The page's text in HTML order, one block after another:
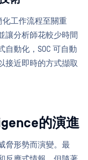
化工作流程至關重
讓分析師花較少時間
動化，SOC 可自動
接近即時的方式擷取
的演進
脅形勢而演變。最